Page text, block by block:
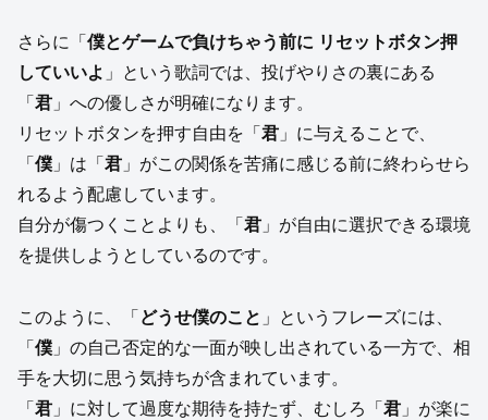
さらに「 僕とゲームで負けちゃう前に リセットボタン押
していいよ 」という歌詞では、投げやりさの裏にある
「 君 」への優しさが明確になります。
リセットボタンを押す自由を「 君 」に与えることで、
「 僕 」は「 君 」がこの関係を苦痛に感じる前に終わらせら
れるよう配慮しています。
自分が傷つくことよりも、「 君 」が自由に選択できる環境
を提供しようとしているのです。
このように、「 どうせ僕のこと 」というフレーズには、
「 僕 」の自己否定的な一面が映し出されている一方で、相
手を大切に思う気持ちが含まれています。
「 君 」に対して過度な期待を持たず、むしろ「 君 」が楽に